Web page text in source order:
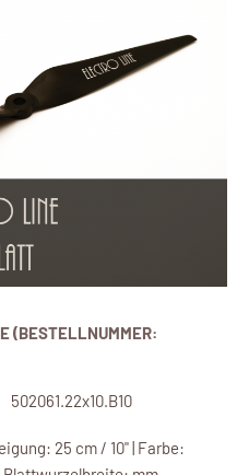
(BESTELLNUMMER:
502061.22x10.B10
25 cm / 10" | Farbe: